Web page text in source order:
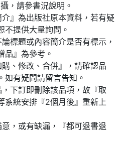
，請參書況說明。
介』為出版社原本資料，若有疑
不提供大量詢問。
標題或內容簡介是否有標示，
品』為參考。
購、修改、合併』，請確認品
如有疑問請留言告知。
，下訂即刪除該品項，故『取
系統安排『2個月後』重新上
意，或有缺漏，『都可退書退